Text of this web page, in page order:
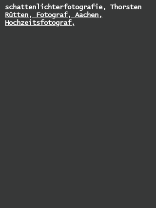
schattenlichterfotografie, Thorsten
Rütten, Fotograf, Aachen,
Hochzeitsfotograf,